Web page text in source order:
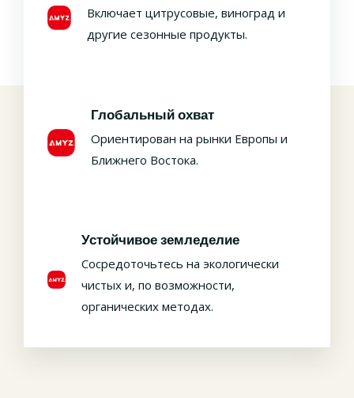
Включает цитрусовые, виноград и
другие сезонные продукты.
Глобальный охват
Ориентирован на рынки Европы и
Ближнего Востока.
Устойчивое земледелие
Сосредоточьтесь на экологически
чистых и, по возможности,
органических методах.